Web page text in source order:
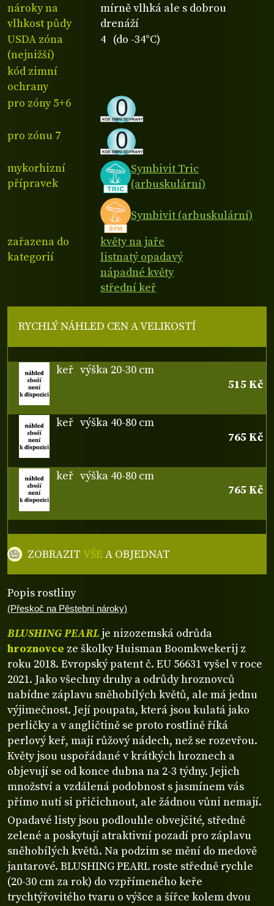
nároky na
vlhkost půdy
mírně vlhká ale s dobrou
drenáží
USDA zóna
(nejnižší)
4 (do -34°C)
kód zimní
ochrany
pro zóny 5+6
pro zónu 7
mykorhizní
přípravek
Symbivit Tric
(arbuskulární)
Symbivit (arbuskulární)
zařazena do
kategorií
květy na jaře
listnatý opadavý
nápadné květy
střední keř
Popis rostliny
(Přeskoč na Pěstební nároky)
BLUSHING PEARL je nizozemská odrůda
hroznovce ze školky Huisman Boomkwekerij z
roku 2018. Evropský patent č. EU 56631 vyšel v roce
2021. Jako všechny druhy a odrůdy hroznovců
nabídne záplavu sněhobílých květů, ale má jednu
výjimečnost. Její poupata, která jsou kulatá jako
perličky a v angličtině se proto rostlině říká
perlový keř, mají růžový nádech, než se rozevřou.
Květy jsou uspořádané v krátkých hroznech a
objevují se od konce dubna na 2-3 týdny. Jejich
množství a vzdálená podobnost s jasmínem vás
přímo nutí si přičichnout, ale žádnou vůni nemají.
Opadavé listy jsou podlouhle obvejčité, středně
zelené a poskytují atraktivní pozadí pro záplavu
sněhobílých květů. Na podzim se mění do medově
jantarové. BLUSHING PEARL roste středně rychle
(20-30 cm za rok) do vzpřímeného keře
trychtýřovitého tvaru o výšce a šířce kolem dvou
RYCHLÝ NÁHLED CEN A VELIKOSTÍ
keř výška 20-30 cm
515 Kč
keř výška 40-80 cm
765 Kč
keř výška 40-80 cm
765 Kč
ZOBRAZITVŠE A OBJEDNAT